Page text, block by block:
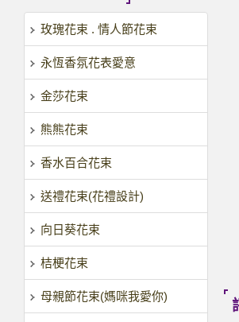
玫瑰花束 . 情人節花束
永恆香氛花表愛意
金莎花束
熊熊花束
香水百合花束
送禮花束(花禮設計)
向日葵花束
桔梗花束
母親節花束(媽咪我愛你)